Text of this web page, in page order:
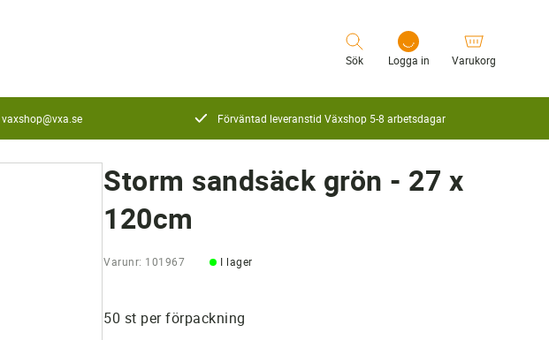
Sök Logga in
Logga in
Varukorg
vaxshop@vxa.se Förväntad leveranstid Växshop 5-8 arbetsdagar
Storm sandsäck grön - 27 x
120cm
Varunr: 101967 I lager
50 st per förpackning